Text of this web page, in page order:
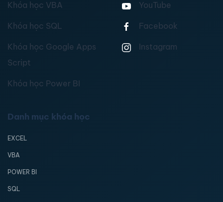
Khóa học VBA
Khóa học SQL
Khóa học Google Apps
Script
Khóa học Power BI
YouTube
Facebook
Instagram
Danh mục khóa học
EXCEL
VBA
POWER BI
SQL